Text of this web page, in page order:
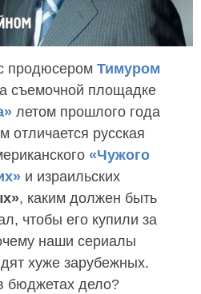
продюсером Тимуром
съемочной площадке
летом прошлого года
отличается русская
«Чужого
и израильских
, каким должен быть
чтобы его купили за
наши сериалы
хуже зарубежных.
бюджетах дело?